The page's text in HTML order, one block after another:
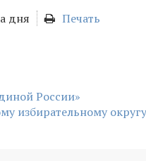
дня
Печать
России»
избирательному округу